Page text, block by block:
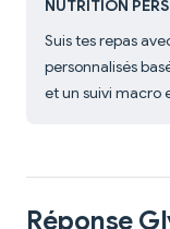
NUTRITION
Suis tes repas
personnalisés
et un suivi macro
Réponse